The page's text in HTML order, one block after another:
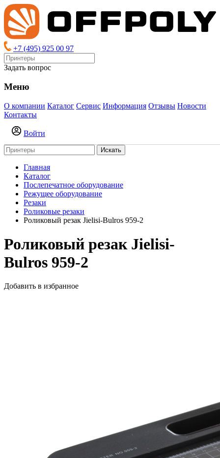
+7 (495) 925 00 97
Задать вопрос
Меню
О компании Каталог Сервис Информация Отзывы Новости
Контакты
Войти
Искать
Главная
Каталог
Послепечатное оборудование
Режущее оборудование
Резаки
Роликовые резаки
Роликовый резак Jielisi-Bulros 959-2
Роликовый резак Jielisi-
Bulros 959-2
Добавить в избранное